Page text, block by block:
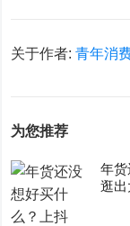
关于作者:青年消
为您推荐
年货
逛出